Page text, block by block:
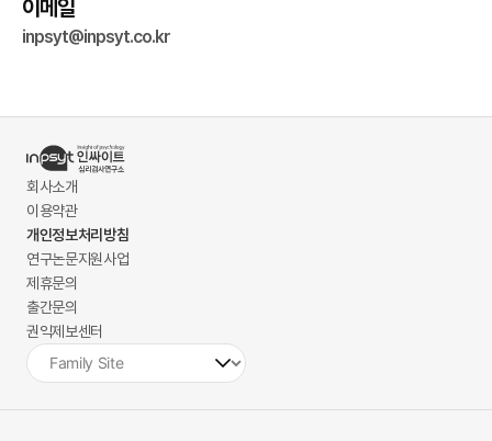
이메일
inpsyt@inpsyt.co.kr
회사소개
이용약관
개인정보처리방침
연구논문지원사업
제휴문의
출간문의
권익제보센터